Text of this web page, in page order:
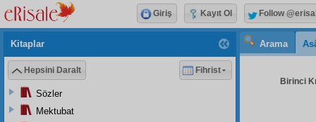
Arama
Birinci
Kitaplar
Hepsini Daralt Fihrist
Sözler
Mektubat
Giriş Kayıt Ol Follow